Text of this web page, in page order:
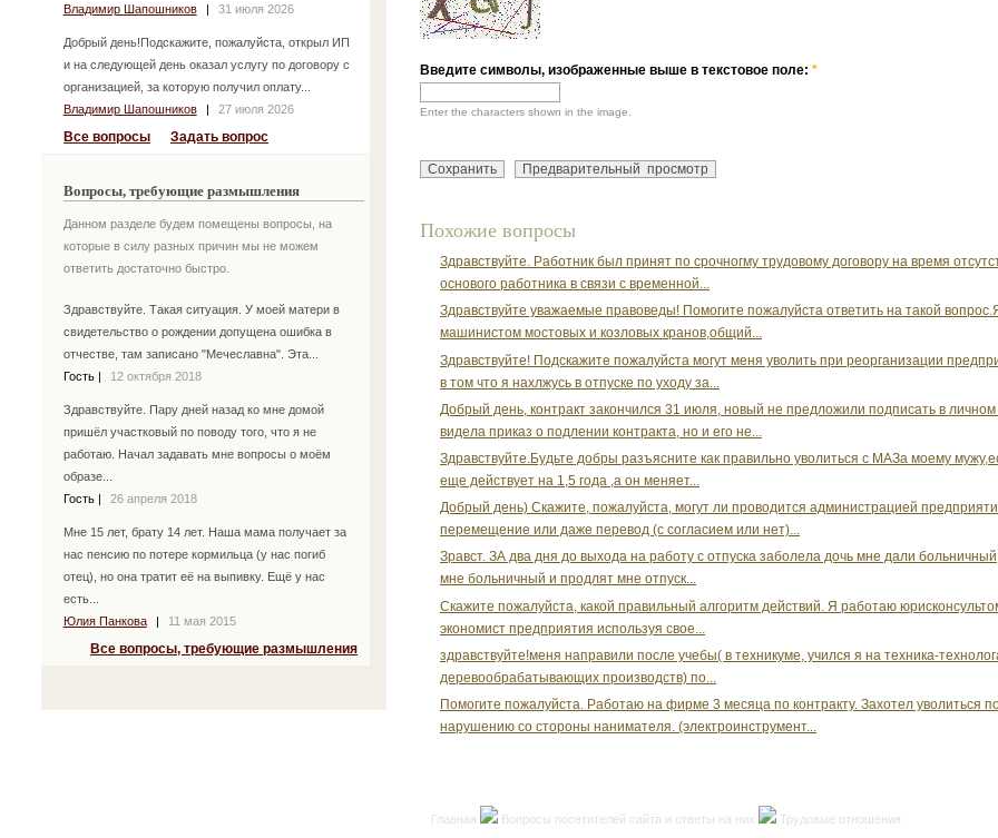
Владимир Шапошников
| 31 июля 2026
Добрый день!Подскажите, пожалуйста, открыл ИП
и на следующей день оказал услугу по договору с
организацией, за которую получил оплату...
Владимир Шапошников
| 27 июля 2026
Все вопросы Задать вопрос
Вопросы, требующие размышления
Данном разделе будем помещены вопросы, на
которые в силу разных причин мы не можем
ответить достаточно быстро.
Здравствуйте. Такая ситуация. У моей матери в
свидетельство о рождении допущена ошибка в
отчестве, там записано "Мечеславна". Эта...
Гость
12 октября 2018
Здравствуйте. Пару дней назад ко мне домой
пришёл участковый по поводу того, что я не
работаю. Начал задавать мне вопросы о моём
образе...
Гость
26 апреля 2018
Мне 15 лет, брату 14 лет. Наша мама получает за
нас пенсию по потере кормильца (у нас погиб
отец), но она тратит её на выпивку. Ещё у нас
есть...
Юлия Панкова
11 мая 2015
Все вопросы, требующие размышления
Введите символы, изображенные выше в текстовое поле: *
Enter the characters shown in the image.
Похожие вопросы
Здравствуйте. Работник был принят по срочногму трудовому договору на время
основого работника в связи с временной...
Здравствуйте уважаемые правоведы! Помогите пожалуйста ответить на такой
машинистом мостовых и козловых кранов,общий...
Здравствуйте! Подскажите пожалуйста могут меня уволить при реорганизации
в том что я нахлжусь в отпуске по уходу за...
Добрый день, контракт закончился 31 июля, новый не предложили подписать в
видела приказ о подлении контракта, но и его не...
Здравствуйте.Будьте добры разъясните как правильно уволиться с МАЗа моему
еще действует на 1,5 года ,а он меняет...
Добрый день) Скажите, пожалуйста, могут ли проводится администрацией
перемещение или даже перевод (с согласием или нет)...
Зравст. ЗА два дня до выхода на работу с отпуска заболела дочь мне дали
мне больничный и продлят мне отпуск...
Скажите пожалуйста, какой правильный алгоритм действий. Я работаю
экономист предприятия используя свое...
здравствуйте!меня направили после учебы( в техникуме, учился я на техника-
деревообрабатывающих производств) по...
Помогите пожалуйста. Работаю на фирме 3 месяца по контракту. Захотел уволиться
нарушению со стороны нанимателя. (электроинструмент...
Главная Вопросы посетителей сайта и ответы на них Трудовые отношения